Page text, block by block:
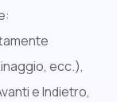
ecc.),
e Indietro,